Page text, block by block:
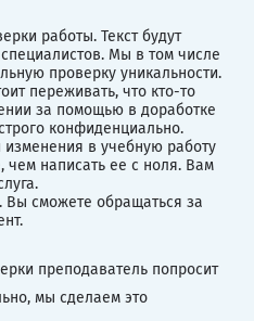
работы. Текст будут
Мы в том числе
проверку уникальности.
переживать, что кто-то
за помощью в доработке
конфиденциально.
в учебную работу
чем написать ее с ноля. Вам
сможете обращаться за
преподаватель попросит
мы сделаем это